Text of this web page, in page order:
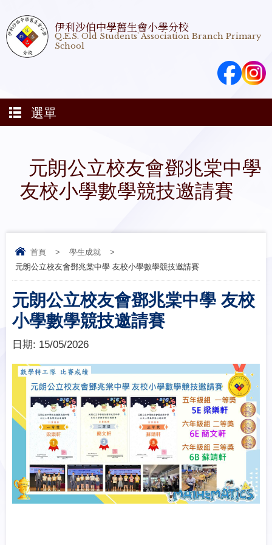
伊利沙伯中學舊生會小學分校
Q.E.S. Old Students' Association Branch Primary
School
選單
元朗公立校友會鄧兆棠中學
友校小學數學競技邀請賽
首頁 > 學生成就
>
元朗公立校友會鄧兆棠中學 友校小學數學競技邀請賽
元朗公立校友會鄧兆棠中學 友校
小學數學競技邀請賽
日期: 15/05/2026